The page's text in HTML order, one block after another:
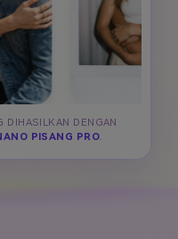
DIHASILKAN DENGAN
PISANG PRO.